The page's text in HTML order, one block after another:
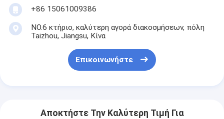
+86 15061009386
NO.6 κτήριο, καλύτερη αγορά διακοσμήσεων, πόλη
Taizhou, Jiangsu, Κίνα
Επικοινωνήστε
Αποκτήστε Την Καλύτερη Τιμή Για